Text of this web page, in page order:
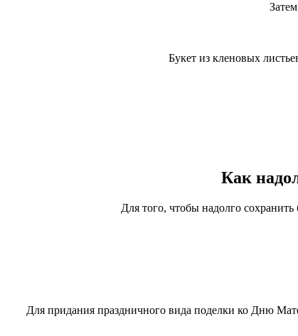
Букет из кленовых
Как
Для того, чтобы надолго
Для придания праздничного вида поделки ко Дню